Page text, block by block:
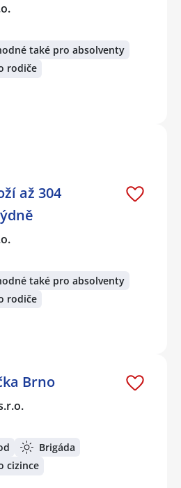
také pro absolventy
rodiče
až 304
také pro absolventy
rodiče
Brno
Brigáda
cizince